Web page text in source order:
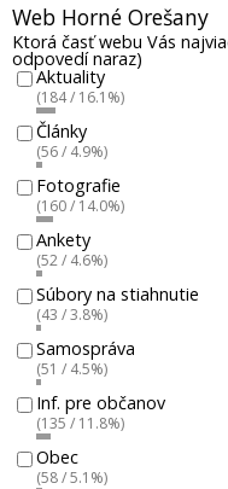
Web Horné Orešany
Ktorá časť webu Vás
odpovedí naraz)
Aktuality
(184 / 16.1%)
Články
(56 / 4.9%)
Fotografie
(160 / 14.0%)
Ankety
(52 / 4.6%)
Súbory na stiahnutie
(43 / 3.8%)
Samospráva
(51 / 4.5%)
Inf. pre občanov
(135 / 11.8%)
Obec
(58 / 5.1%)